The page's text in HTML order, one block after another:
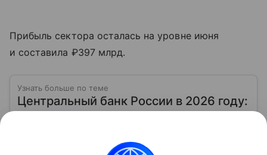
Прибыль сектора осталась на уровне июня
и составила ₽397 млрд.
Узнать больше по теме
Центральный банк России в 2026 году:
Главное финансовое учреждение нашей страны —